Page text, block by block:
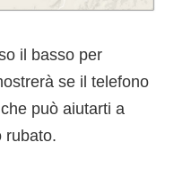
il basso per
se il telefono
può aiutarti a
rubato.